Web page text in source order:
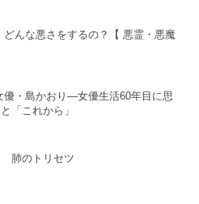
どんな悪さをするの？【 悪霊・悪魔
優・島かおり―女優生活60年目に思
「これから」
肺のトリセツ